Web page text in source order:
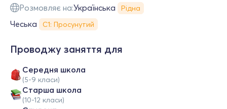
Розмовляє на:Українська Рідна
Чеська С1: Просунутий
Проводжу заняття для
Середня школа
(5-9 класи)
Старша школа
(10-12 класи)